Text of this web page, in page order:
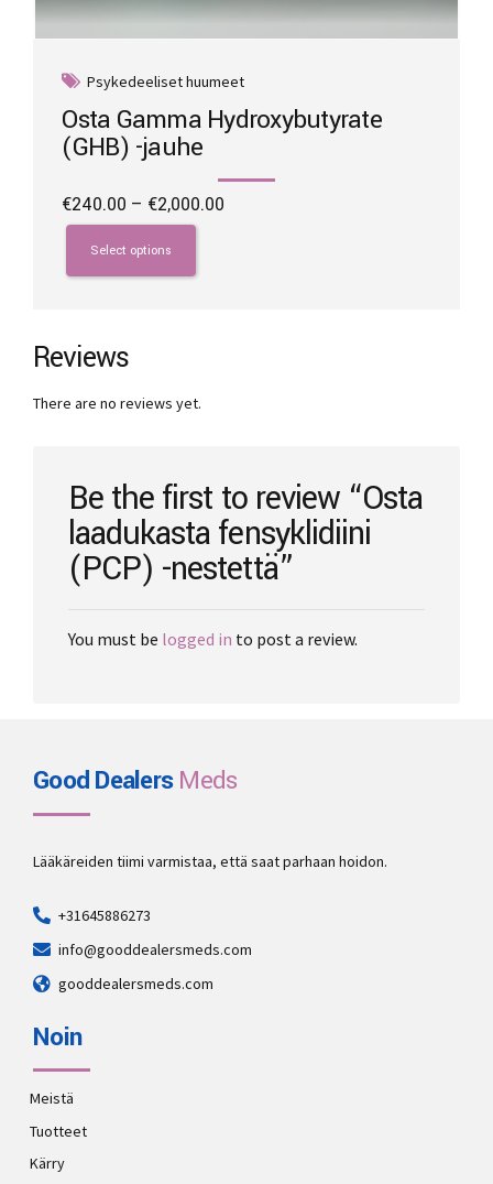
Psykedeeliset huumeet
Osta Gamma Hydroxybutyrate
(GHB) -jauhe
€240.00 – €2,000.00
Select options
This
product
has
The
options
be
the
product
page
Reviews
There are no reviews yet.
Be the first to review “Osta
laadukasta fensyklidiini
(PCP) -nestettä”
You must be logged in to post a review.
Good DealersMeds
Lääkäreiden tiimi varmistaa, että saat parhaan hoidon.
+31645886273
info@gooddealersmeds.com
gooddealersmeds.com
Noin
Meistä
Tuotteet
Kärry